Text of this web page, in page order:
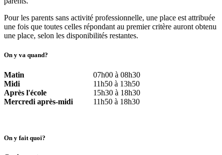
Pour les parents sans activité professionnelle, une place est attribuée
une fois que toutes celles répondant au premier critère auront obtenu
une place, selon les disponibilités restantes.
On y va quand?
Matin
07h00 à 08h30
Midi
11h50 à 13h50
Après l'école
15h30 à 18h30
Mercredi après-midi
11h50 à 18h30
On y fait quoi?